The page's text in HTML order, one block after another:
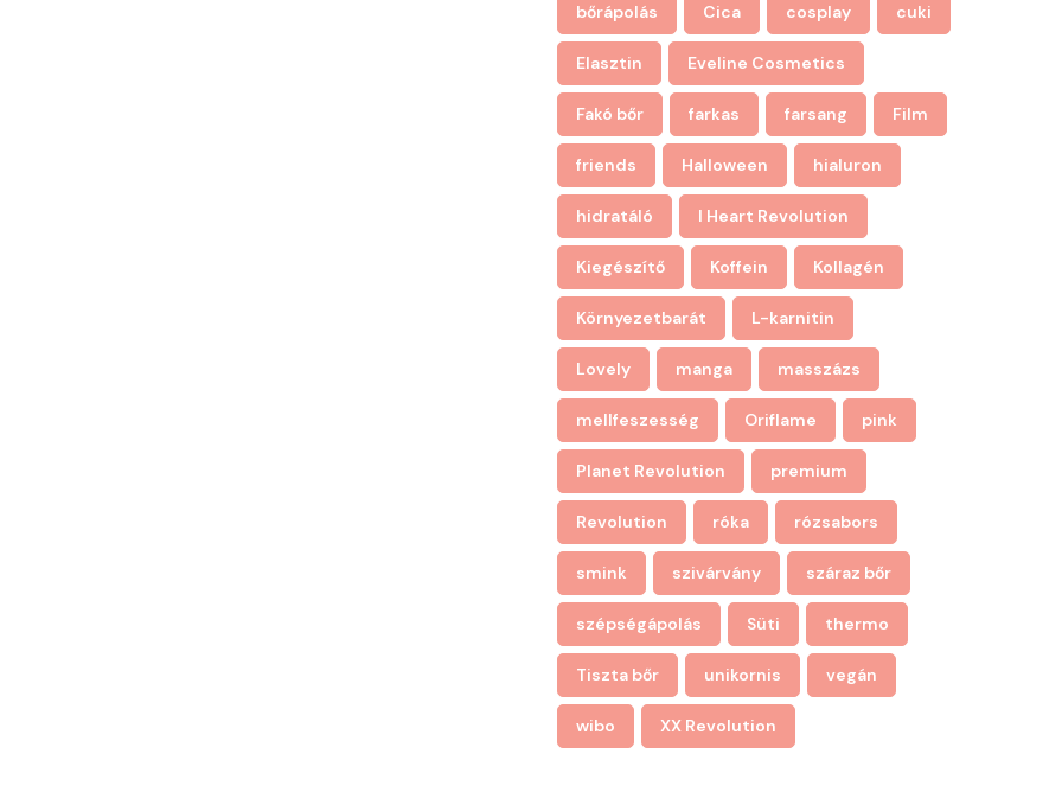
bőrápolás Cica cosplay cuki
Elasztin Eveline Cosmetics
Fakó bőr farkas farsang Film
friends Halloween hialuron
hidratáló I Heart Revolution
Kiegészítő Koffein Kollagén
Környezetbarát L-karnitin
Lovely manga masszázs
mellfeszesség Oriflame pink
Planet Revolution premium
Revolution róka rózsabors
smink szivárvány száraz bőr
szépségápolás Süti thermo
Tiszta bőr unikornis vegán
wibo XX Revolution